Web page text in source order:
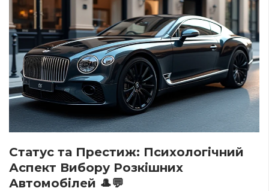
Статус та Престиж: Психологічний
Аспект Вибору Розкішних
Автомобілей 🎩💬